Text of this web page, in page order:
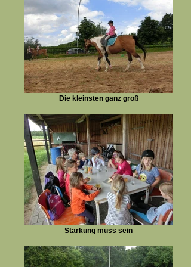
Die kleinsten ganz groß
Stärkung muss sein